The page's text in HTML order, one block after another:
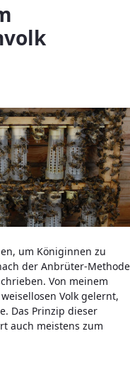
um Königinnen zu
der Anbrüter-Methode
Von meinem
Volk gelernt,
Das Prinzip dieser
auch meistens zum